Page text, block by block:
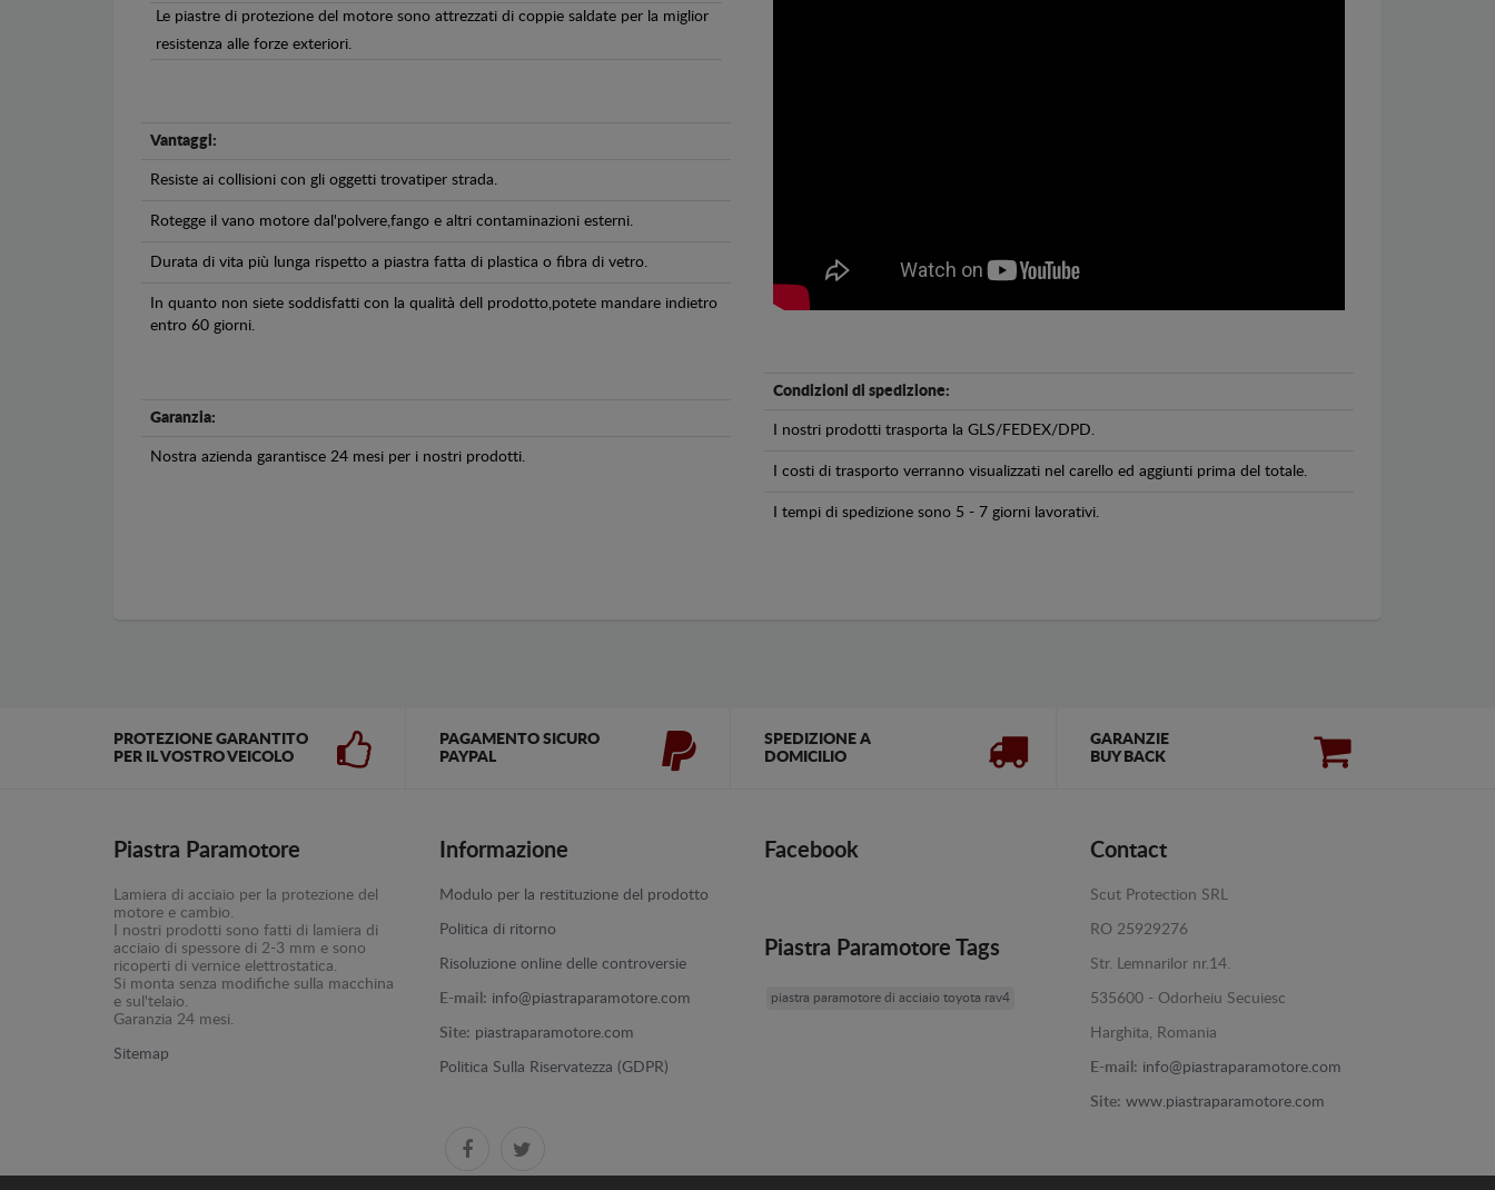
Le piastre di protezione del motore sono attrezzati di coppie saldate per la miglior
resistenza alle forze exteriori.
Vantaggi:
Resiste ai collisioni con gli oggetti trovatiper strada.
Rotegge il vano motore dal'polvere,fango e altri contaminazioni esterni.
Durata di vita più lunga rispetto a piastra fatta di plastica o fibra di vetro.
In quanto non siete soddisfatti con la qualità dell prodotto,potete mandare indietro
entro 60 giorni.
Garanzia:
Nostra azienda garantisce 24 mesi per i nostri prodotti.
Condizioni di spedizione:
I nostri prodotti trasporta la GLS/FEDEX/DPD.
I costi di trasporto verranno visualizzati nel carello ed aggiunti prima del totale.
I tempi di spedizione sono 5 - 7 giorni lavorativi.
PROTEZIONE GARANTITO
PER IL VOSTRO VEICOLO
PAGAMENTO SICURO
PAYPAL
SPEDIZIONE A
DOMICILIO
GARANZIE
BUY BACK
Piastra Paramotore
Lamiera di acciaio per la protezione del
motore e cambio.
I nostri prodotti sono fatti di lamiera di
acciaio di spessore di 2-3 mm e sono
ricoperti di vernice elettrostatica.
Si monta senza modifiche sulla macchina
e sul'telaio.
Garanzia 24 mesi.
Sitemap
Informazione
Modulo per la restituzione del prodotto
Politica di ritorno
Risoluzione online delle controversie
E-mail: info@piastraparamotore.com
Site: piastraparamotore.com
Politica Sulla Riservatezza (GDPR)
Facebook
Piastra Paramotore Tags
piastra paramotore di acciaio toyota rav4
Contact
Scut Protection SRL
RO 25929276
Str. Lemnarilor nr.14.
535600 - Odorheiu Secuiesc
Harghita, Romania
E-mail: info@piastraparamotore.com
Site: www.piastraparamotore.com